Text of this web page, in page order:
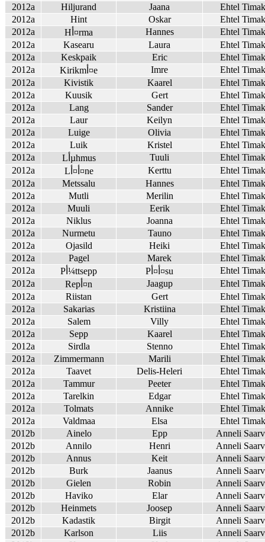
2012a
Hiljurand Jaana
Ehtel Timak
2012a
Hint Oskar
Ehtel Timak
2012a
Hأ¤rma Hannes
Ehtel Timak
2012a
Kasearu Laura
Ehtel Timak
2012a
Keskpaik Eric
Ehtel Timak
2012a
Kirikmأ¤e Imre
Ehtel Timak
2012a
Kivistik Kaarel
Ehtel Timak
2012a
Kuusik Gert
Ehtel Timak
2012a
Lang Sander
Ehtel Timak
2012a
Laur Keilyn
Ehtel Timak
2012a
Luige Olivia
Ehtel Timak
2012a
Luik Kristel
Ehtel Timak
2012a
Lأµhmus Tuuli
Ehtel Timak
2012a
Lأ¤أ¤ne Kerttu
Ehtel Timak
2012a
Metssalu Hannes
Ehtel Timak
2012a
Mutli Merilin
Ehtel Timak
2012a
Muuli Eerik
Ehtel Timak
2012a
Niklus Joanna
Ehtel Timak
2012a
Nurmetu Tauno
Ehtel Timak
2012a
Ojasild Heiki
Ehtel Timak
2012a
Pagel Marek
Ehtel Timak
2012a
Pأ¼ttsepp Pأ¤أ¤su
Ehtel Timak
2012a
Repأ¤n Jaagup
Ehtel Timak
2012a
Riistan Gert
Ehtel Timak
2012a
Sakarias Kristiina
Ehtel Timak
2012a
Salem Villy
Ehtel Timak
2012a
Sepp Kaarel
Ehtel Timak
2012a
Sirdla Stenno
Ehtel Timak
2012a
Zimmermann Marili
Ehtel Timak
2012a
Taavet Delis-Heleri
Ehtel Timak
2012a
Tammur Peeter
Ehtel Timak
2012a
Tarelkin Edgar
Ehtel Timak
2012a
Tolmats Annike
Ehtel Timak
2012a
Valdmaa Elsa
Ehtel Timak
2012b
Ainelo Epp
Anneli
2012b
Annilo Henri
Anneli
2012b
Annus Keit
Anneli
2012b
Burk Jaanus
Anneli
2012b
Gielen Robin
Anneli
2012b
Haviko Elar
Anneli
2012b
Heinmets Joosep
Anneli
2012b
Kadastik Birgit
Anneli
2012b
Karlson Liis
Anneli